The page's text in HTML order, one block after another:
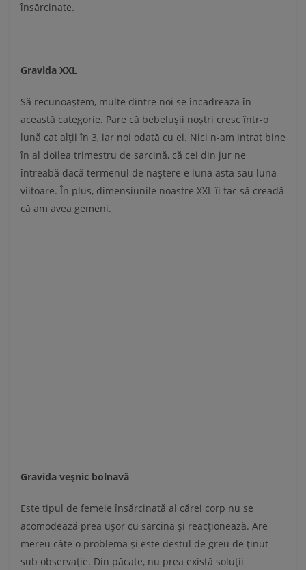
însărcinate.
Gravida XXL
Să recunoaştem, multe dintre noi se încadrează în
această categorie. Pare că bebeluşii noştri cresc într-o
lună cat alţii în 3, iar noi odată cu ei. Nici n-am intrat bine
în al doilea trimestru de sarcină, că cei din jur ne
întreabă dacă termenul de naştere e luna asta sau luna
viitoare. În plus, dimensiunile noastre XXL îi fac să creadă
că am avea gemeni.
Gravida veşnic bolnavă
Este tipul de femeie însărcinată al cărei corp nu se
acomodează prea uşor cu sarcina şi reacţionează. Are
mereu câte o problemă şi este destul de greu de ţinut
sub observaţie. Din păcate, nu prea există soluţii